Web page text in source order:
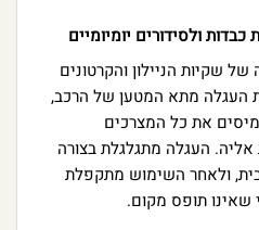
ולסידורים יומיומיים
שקיות הניילון והקרטונים
העגלה מתא המטען של הרכב,
את כל המצרכים
אליה. העגלה מתגלגלת בצורה
ולאחר השימוש מתקפלת
שאינו תופס מקום.